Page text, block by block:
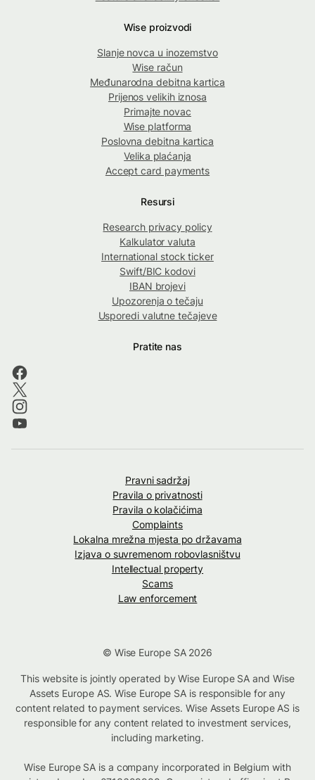
Wise proizvodi
Slanje novca u inozemstvo
Wise račun
Međunarodna debitna kartica
Prijenos velikih iznosa
Primajte novac
Wise platforma
Poslovna debitna kartica
Velika plaćanja
Accept card payments
Resursi
Research privacy policy
Kalkulator valuta
International stock ticker
Swift/BIC kodovi
IBAN brojevi
Upozorenja o tečaju
Usporedi valutne tečajeve
Pratite nas
Pravni sadržaj
Pravila o privatnosti
Pravila o kolačićima
Complaints
Lokalna mrežna mjesta po državama
Izjava o suvremenom robovlasništvu
Intellectual property
Scams
Law enforcement
© Wise Europe SA 2026
This website is jointly operated by Wise Europe SA and Wise
Assets Europe AS. Wise Europe SA is responsible for any
content related to payment services. Wise Assets Europe AS is
responsible for any content related to investment services,
including marketing.
Wise Europe SA is a company incorporated in Belgium with